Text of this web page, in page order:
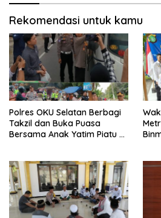
Rekomendasi untuk kamu
Polres OKU Selatan Berbagi
Takzil dan Buka Puasa
Bersama Anak Yatim Piatu di